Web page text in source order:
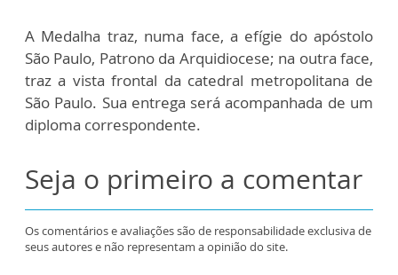
A Medalha traz, numa face, a efígie do apóstolo
São Paulo, Patrono da Arquidiocese; na outra face,
traz a vista frontal da catedral metropolitana de
São Paulo. Sua entrega será acompanhada de um
diploma correspondente.
Seja o primeiro a comentar
Os comentários e avaliações são de responsabilidade exclusiva de
seus autores e não representam a opinião do site.